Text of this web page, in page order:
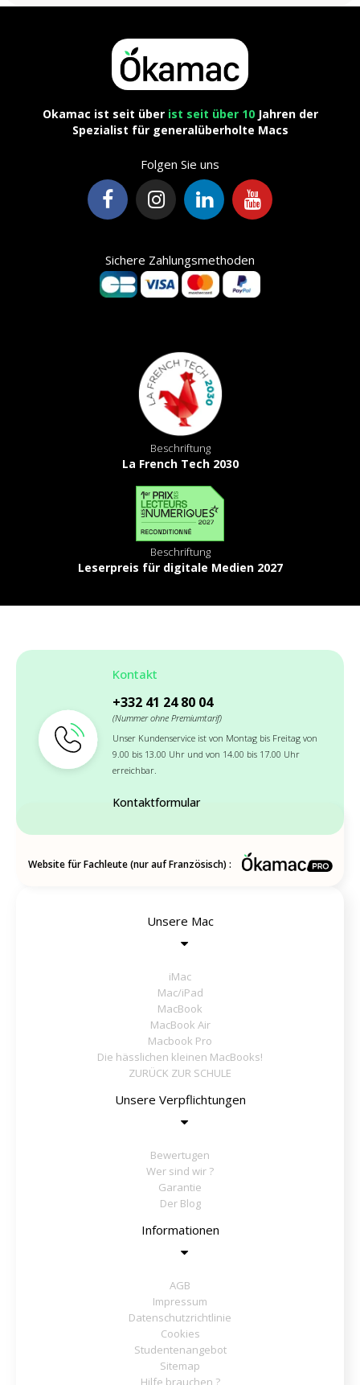
Okamac ist seit über ist seit über 10 Jahren der
Spezialist für generalüberholte Macs
Folgen Sie uns
Sichere Zahlungsmethoden
Beschriftung
La French Tech 2030
Beschriftung
Leserpreis für digitale Medien 2027
Kontakt
+332 41 24 80 04
(Nummer ohne Premiumtarif)
Unser Kundenservice ist von Montag bis Freitag von
9.00 bis 13.00 Uhr und von 14.00 bis 17.00 Uhr
erreichbar.
Kontaktformular
Website für Fachleute (nur auf Französisch) :
Unsere Mac
iMac
Mac/iPad
MacBook
MacBook Air
Macbook Pro
Die hässlichen kleinen MacBooks!
ZURÜCK ZUR SCHULE
Unsere Verpflichtungen
Bewertugen
Wer sind wir ?
Garantie
Der Blog
Informationen
AGB
Impressum
Datenschutzrichtlinie
Cookies
Studentenangebot
Sitemap
Hilfe brauchen ?